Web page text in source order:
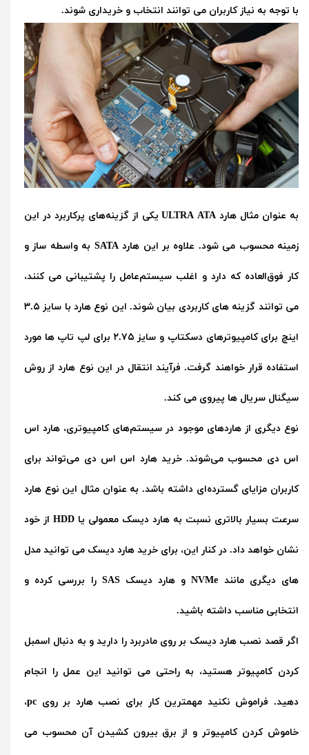
با توجه به نیاز کاربران می توانند انتخاب و خریداری شوند.
به عنوان مثال هارد ULTRA ATA یکی از گزینه‌های پرکاربرد در این
زمینه محسوب می شود. علاوه بر این هارد SATA به واسطه ساز و
کار فوق‌العاده که دارد و اغلب سیستم‌عامل را پشتیبانی می کنند،
می توانند گزینه های کاربردی بیان شوند. این نوع هارد با سایز ۳.۵
اینچ برای کامپیوترهای دسکتاپ و سایز ۲.۷۵ برای لپ تاپ ها مورد
استفاده قرار خواهند گرفت. فرآیند انتقال در این نوع هارد از روش
سیگنال سریال ها پیروی می کند.
نوع دیگری از هاردهای موجود در سیستم‌های کامپیوتری، هارد اس
اس دی محسوب می‌شوند.خرید هارد اس اس دی می‌تواند برای
کاربران مزایای گسترده‌ای داشته باشد. به عنوان مثال این نوع هارد
سرعت بسیار بالاتری نسبت به هارد دیسک معمولی یا HDD از خود
نشان خواهد داد. در کنار این، برای خرید هارد دیسک می توانید مدل
های دیگری مانند NVMe و هارد دیسک SAS را بررسی کرده و
انتخابی مناسب داشته باشید.
اگر قصد نصب هارد دیسک بر روی مادربرد را دارید و به دنبال اسمبل
کردن کامپیوتر هستید، به راحتی می توانید این عمل را انجام
دهید. فراموش نکنید مهمترین کار برای نصب هارد بر روی pc،
خاموش کردن کامپیوتر و از برق بیرون کشیدن آن محسوب می